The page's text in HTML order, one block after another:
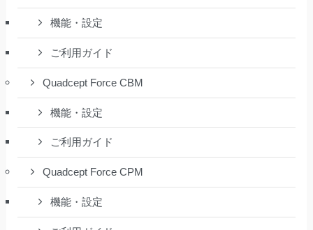
機能・設定
ご利用ガイド
Quadcept Force CBM
機能・設定
ご利用ガイド
Quadcept Force CPM
機能・設定